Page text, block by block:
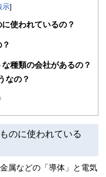
相談員
の相談員として、相続などの相
じ目線で一歩先を行く提案」を
示]
使われているの？
種類の会社があるの？
なの？
のに使われている
属などの「導体」と電気